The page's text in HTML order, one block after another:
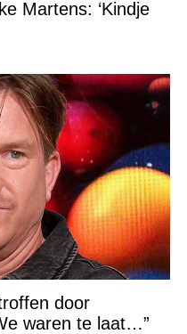
Martens: ‘Kindje
door
waren te laat…”